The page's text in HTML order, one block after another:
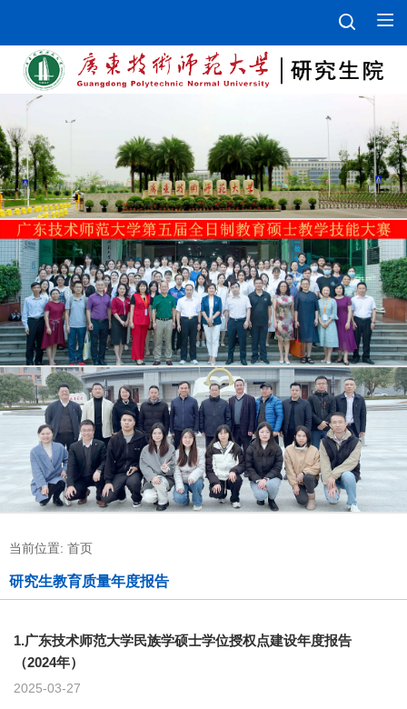
当前位置: 首页
研究生教育质量年度报告
1.广东技术师范大学民族学硕士学位授权点建设年度报告
（2024年）
2025-03-27